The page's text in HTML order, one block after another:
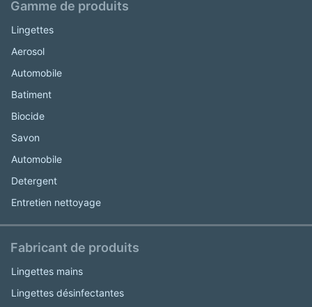
Gamme de produits
Lingettes
Aerosol
Automobile
Batiment
Biocide
Savon
Automobile
Detergent
Entretien nettoyage
Fabricant de produits
Lingettes mains
Lingettes désinfectantes